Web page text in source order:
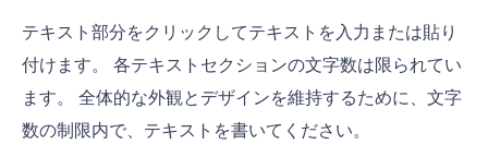
テキスト部分をクリックしてテキストを入力または貼り
付けます。 各テキストセクションの文字数は限られてい
ます。 全体的な外観とデザインを維持するために、文字
数の制限内で、テキストを書いてください。